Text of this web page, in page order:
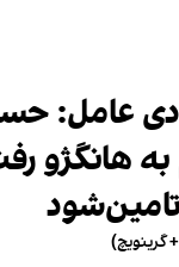
عامل:
هانگژو